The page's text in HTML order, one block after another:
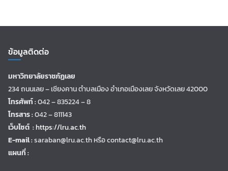
ข้อมูลติดต่อ
มหาวิทยาลัยราชภัฏเลย
234 ถนนเลย – เชียงคาน ตำบลเมือง อำเภอเมืองเลย จังหวัดเลย 42000
โทรศัพท์ :042 – 835224 – 8
โทรสาร :042 – 811143
เว็บไซต์ :https://lru.ac.th
E-mail :saraban@lru.ac.thหรือ contact@lru.ac.th
แผนที่ :